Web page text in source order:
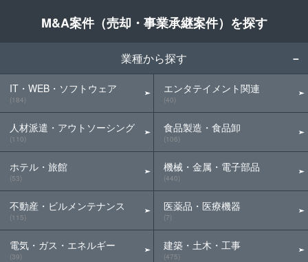
M&A案件（売却・事業承継案件）を探す
業種から探す
IT・WEB・ソフトウェア
(184)
人材派遣・アウトソーシング
(110)
ホテル・旅館
(53)
不動産・ビルメンテナンス
(115)
電気・ガス・エネルギー
(39)
エンタテイメント関連
(40)
食品製造・食品卸
(106)
機械・金属・電子部品
(440)
医薬品・医療機器
(7)
建築・土木・工事
(475)